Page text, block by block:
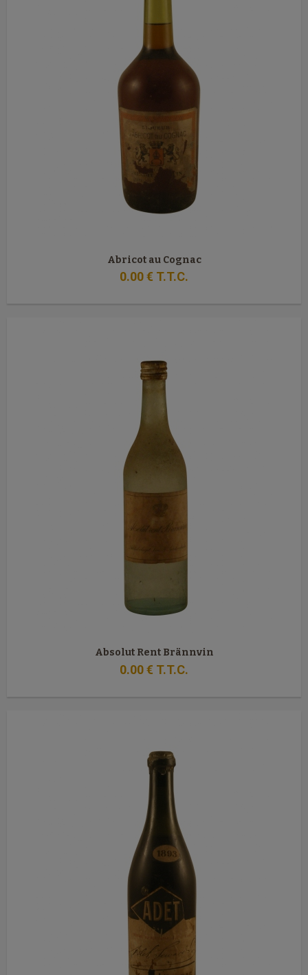
Abricot au Cognac
0.00€ T.T.C.
Absolut Rent Brännvin
0.00€ T.T.C.